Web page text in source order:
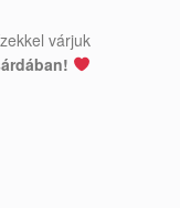
várjuk